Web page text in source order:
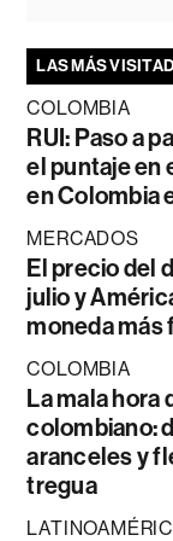
LAS MÁS
COLOMBIA
RUI: Paso a
el puntaje en
en Colombia
MERCADOS
El precio del
julio y
moneda más
COLOMBIA
La mala hora
colombiano:
aranceles y
tregua